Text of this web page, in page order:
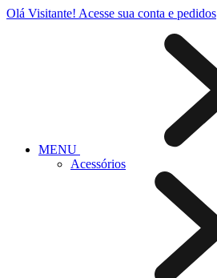
Olá Visitante! Acesse sua conta e pedidos
MENU
Acessórios